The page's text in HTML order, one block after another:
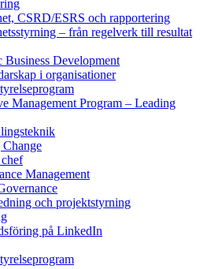
CSRD/ESRS och rapportering
– från regelverk till resultat
Business Development
i organisationer
Management Program – Leading
Management
och projektstyrning
på LinkedIn